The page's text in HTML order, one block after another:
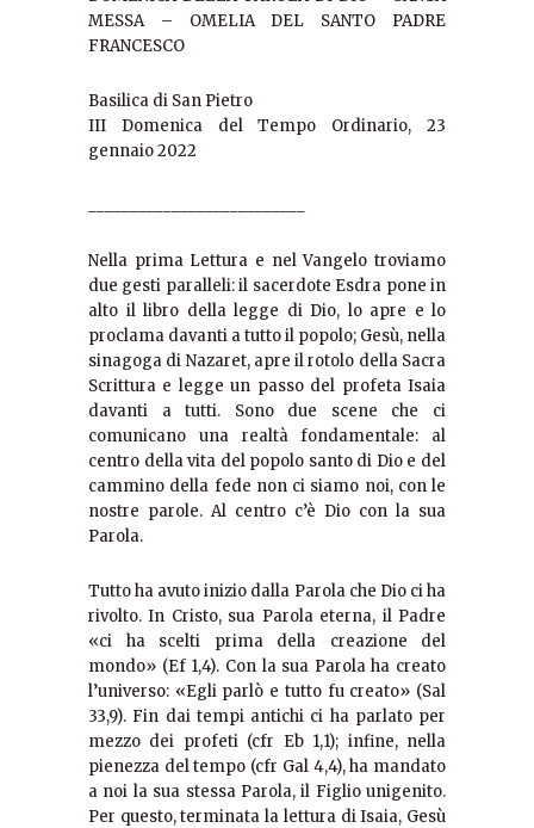
MESSA – OMELIA DEL SANTO PADRE
FRANCESCO
Basilica di San Pietro
III Domenica del Tempo Ordinario, 23
gennaio 2022
Nella prima Lettura e nel Vangelo troviamo
due gesti paralleli: il sacerdote Esdra pone in
alto il libro della legge di Dio, lo apre e lo
proclama davanti a tutto il popolo; Gesù, nella
sinagoga di Nazaret, apre il rotolo della Sacra
Scrittura e legge un passo del profeta Isaia
davanti a tutti. Sono due scene che ci
comunicano una realtà fondamentale: al
centro della vita del popolo santo di Dio e del
cammino della fede non ci siamo noi, con le
nostre parole. Al centro c’è Dio con la sua
Parola.
Tutto ha avuto inizio dalla Parola che Dio ci ha
rivolto. In Cristo, sua Parola eterna, il Padre
«ci ha scelti prima della creazione del
mondo» (Ef 1,4). Con la sua Parola ha creato
l’universo: «Egli parlò e tutto fu creato» (Sal
33,9). Fin dai tempi antichi ci ha parlato per
mezzo dei profeti (cfr Eb 1,1); infine, nella
pienezza del tempo (cfr Gal 4,4), ha mandato
a noi la sua stessa Parola, il Figlio unigenito.
Per questo, terminata la lettura di Isaia, Gesù